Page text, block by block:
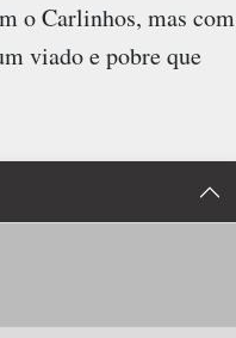
o Carlinhos, mas com
viado e pobre que